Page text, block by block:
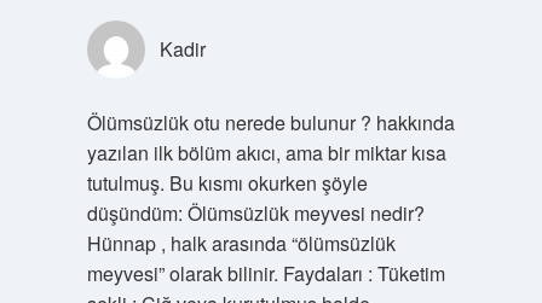
Kadir
Ölümsüzlük otu nerede bulunur ? hakkında
yazılan ilk bölüm akıcı, ama bir miktar kısa
tutulmuş. Bu kısmı okurken şöyle
düşündüm: Ölümsüzlük meyvesi nedir?
Hünnap , halk arasında “ölümsüzlük
meyvesi” olarak bilinir. Faydaları : Tüketim